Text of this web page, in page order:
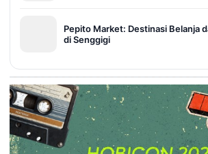
Pepito Market: Destinasi Belanja
di Senggigi